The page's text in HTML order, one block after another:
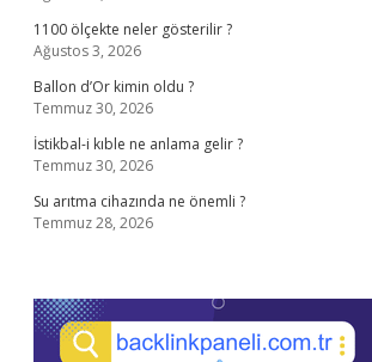
1100 ölçekte neler gösterilir ?
Ağustos 3, 2026
Ballon d’Or kimin oldu ?
Temmuz 30, 2026
İstikbal-i kıble ne anlama gelir ?
Temmuz 30, 2026
Su arıtma cihazında ne önemli ?
Temmuz 28, 2026